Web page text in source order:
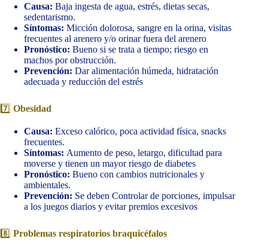
Causa: Baja ingesta de agua, estrés, dietas secas,
sedentarismo.
Síntomas: Micción dolorosa, sangre en la orina, visitas
frecuentes al arenero y/o orinar fuera del arenero
Pronóstico: Bueno si se trata a tiempo; riesgo en
machos por obstrucción.
Prevención: Dar alimentación húmeda, hidratación
adecuada y reducción del estrés
7️⃣ Obesidad
Causa: Exceso calórico, poca actividad física, snacks
frecuentes.
Síntomas: Aumento de peso, letargo, dificultad para
moverse y tienen un mayor riesgo de diabetes
Pronóstico: Bueno con cambios nutricionales y
ambientales.
Prevención: Se deben Controlar de porciones, impulsar
a los juegos diarios y evitar premios excesivos
8️⃣ Problemas respiratorios braquicéfalos